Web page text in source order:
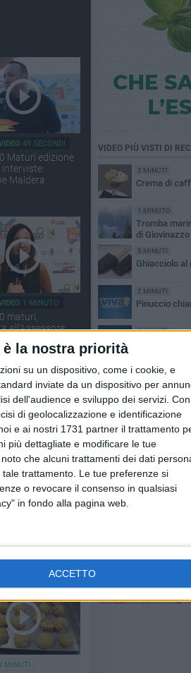
la nostra priorità
su un dispositivo, come i cookie, e
inviate da un dispositivo per
dell'audience e sviluppo dei servizi.
di geolocalizzazione e identificazione
e ai nostri 1731 partner il trattamento
più dettagliate e modificare le tue
che alcuni trattamenti dei dati
trattamento. Le tue preferenze si
o revocare il consenso in qualsiasi
in fondo alla pagina web.
ACCETTO
49 SECONDI
Maturi edizione
interviste:
Maldera
1 MINUTO
maturi,
all'Assessore
3 MINUTI
spiega il
MINUTI
VIDEO PIÙ VISTI DI
3 MINUTI
Crema di
1 MINUTO
Tromba
di Giovinazzo
5 MINUTI
Ghiacciolo al
2 MINUTI
Pinuccio
2 MINUTI
Pinuccio
5 MINUTI
Luca